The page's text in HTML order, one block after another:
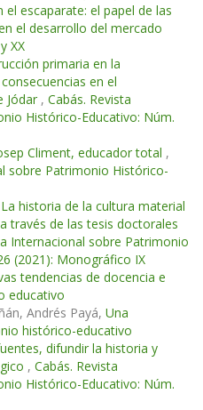
escaparate: el papel de las
el desarrollo del mercado
XX
primaria en la
en el
Jódar , Cabás. Revista
Histórico-Educativo: Núm.
Climent, educador total ,
sobre Patrimonio Histórico-
La historia de la cultura material
través de las tesis doctorales
Internacional sobre Patrimonio
(2021): Monográfico IX
tendencias de docencia e
educativo
Andrés Payá, Una
histórico-educativo
difundir la historia y
, Cabás. Revista
Histórico-Educativo: Núm.